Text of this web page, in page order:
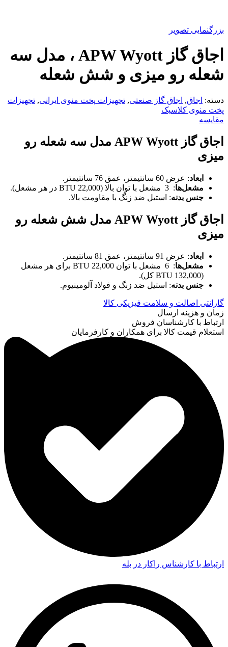
بزرگنمایی تصویر
اجاق گاز APW Wyott ، مدل سه
شعله رو میزی و شش شعله
دسته: اجاق, اجاق گاز صنعتی, تجهیزات پخت منوی ایرانی, تجهیزات
پخت منوی کلاسیک
مقایسه
اجاق گاز
مدل سه شعله رو
میزی
ابعاد: عرض 60 سانتیمتر، عمق 76 سانتیمتر.
مشعل‌ها: 3 مشعل با توان بالا (22,000 BTU در هر مشعل).
جنس بدنه: استیل ضد زنگ با مقاومت بالا.
اجاق گاز
مدل شش شعله رو
میزی
ابعاد: عرض 91 سانتیمتر، عمق 81 سانتیمتر.
مشعل‌ها
: 6 مشعل با توان 22,000 BTU برای هر مشعل
(132,000 BTU کل).
جنس بدنه: استیل ضد زنگ و فولاد آلومینیوم.
گارانتی اصالت و سلامت فیزیکی کالا
زمان و هزینه ارسال
ارتباط با کارشناسان فروش
استعلام قیمت کالا برای همکاران و کارفرمایان
ارتباط با کارشناس راکار در بله